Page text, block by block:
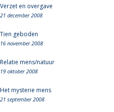
Verzet en overgave
21 december 2008
Tien geboden
16 november 2008
Relatie mens/natuur
19 oktober 2008
Het mysterie mens
21 september 2008